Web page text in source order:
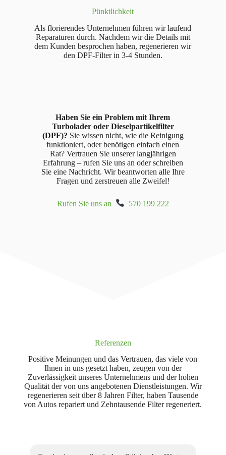
Pünktlichkeit
Als florierendes Unternehmen führen wir laufend
Reparaturen durch. Nachdem wir die Details mit
dem Kunden besprochen haben, regenerieren wir
den DPF-Filter in 3-4 Stunden.
Haben Sie ein Problem mit Ihrem
Turbolader oder Dieselpartikelfilter
(DPF)? Sie wissen nicht, wie die Reinigung
funktioniert, oder benötigen einfach einen
Rat? Vertrauen Sie unserer langjährigen
Erfahrung – rufen Sie uns an oder schreiben
Sie eine Nachricht. Wir beantworten alle Ihre
Fragen und zerstreuen alle Zweifel!
Rufen Sie uns an 570 199 222
Referenzen
Positive Meinungen und das Vertrauen, das viele von
Ihnen in uns gesetzt haben, zeugen von der
Zuverlässigkeit unseres Unternehmens und der hohen
Qualität der von uns angebotenen Dienstleistungen. Wir
regenerieren seit über 8 Jahren Filter, haben Tausende
von Autos repariert und Zehntausende Filter regeneriert.